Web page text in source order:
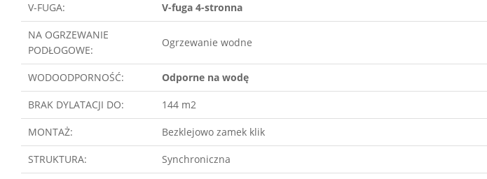
V-FUGA: V-fuga 4-stronna
NA OGRZEWANIE
PODŁOGOWE:
Ogrzewanie wodne
WODOODPORNOŚĆ: Odporne na wodę
BRAK DYLATACJI DO: 144 m2
MONTAŻ: Bezklejowo zamek klik
STRUKTURA: Synchroniczna